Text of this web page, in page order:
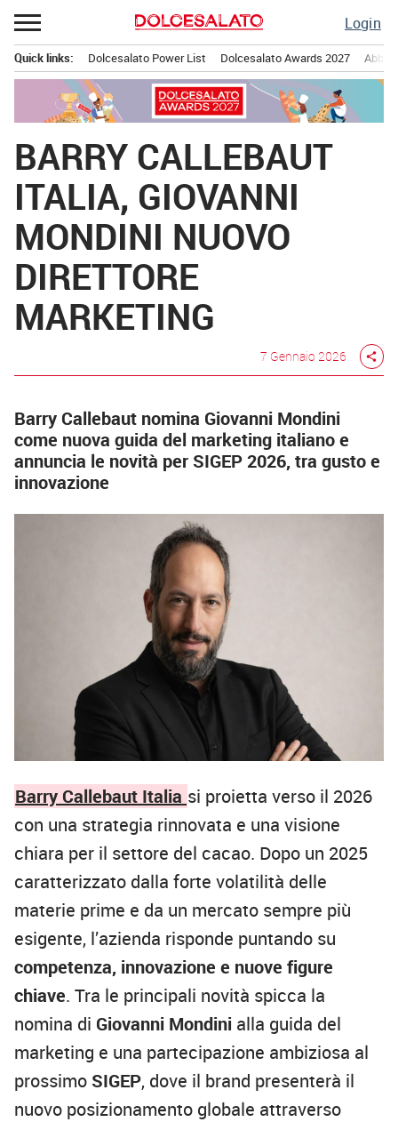
Passa
al
contenuto
Login
principale
Quick links: Dolcesalato Power List Dolcesalato Awards 2027
BARRY CALLEBAUT
ITALIA, GIOVANNI
MONDINI NUOVO
DIRETTORE
MARKETING
7 Gennaio 2026 share
Barry Callebaut nomina Giovanni Mondini
come nuova guida del marketing italiano e
annuncia le novità per SIGEP 2026, tra gusto e
innovazione
Barry Callebaut Italia si proietta verso il 2026
con una strategia rinnovata e una visione
chiara per il settore del cacao. Dopo un 2025
caratterizzato dalla forte volatilità delle
materie prime e da un mercato sempre più
esigente, l’azienda risponde puntando su
competenza, innovazione e nuove figure
chiave. Tra le principali novità spicca la
nomina di Giovanni Mondini alla guida del
marketing e una partecipazione ambiziosa al
prossimo SIGEP, dove il brand presenterà il
nuovo posizionamento globale attraverso